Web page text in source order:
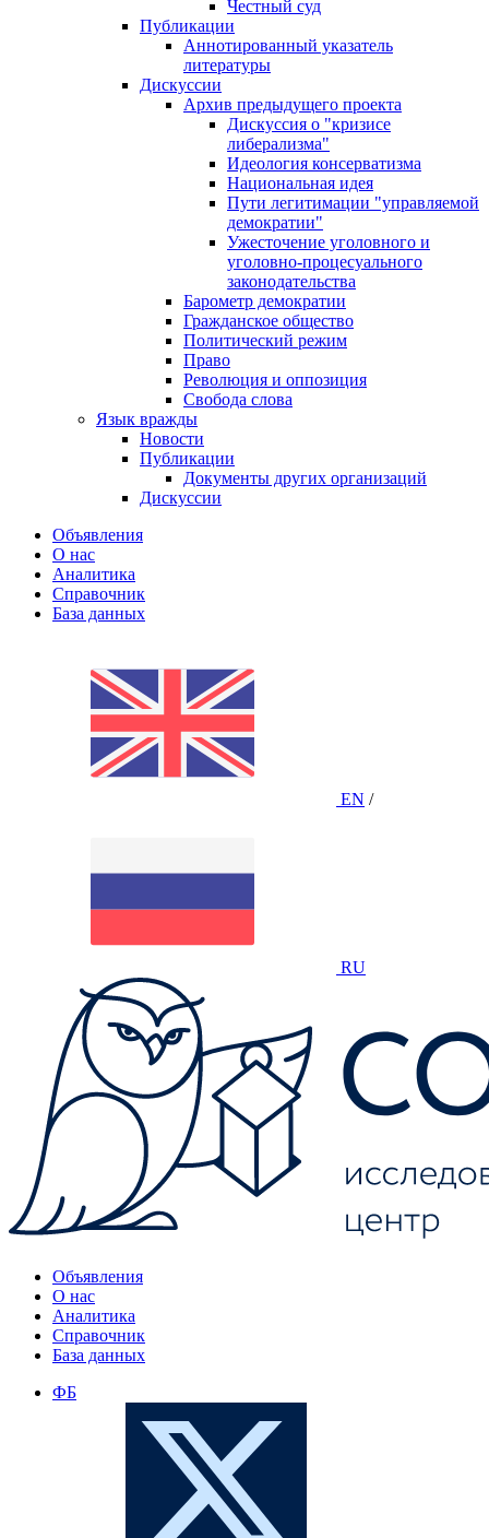
Честный суд
Публикации
Аннотированный указатель
литературы
Дискуссии
Архив предыдущего проекта
Дискуссия о "кризисе
либерализма"
Идеология консерватизма
Национальная идея
Пути легитимации "управляемой
демократии"
Ужесточение уголовного и
уголовно-процесуального
законодательства
Барометр демократии
Гражданское общество
Политический режим
Право
Революция и оппозиция
Свобода слова
Язык вражды
Новости
Публикации
Документы других организаций
Дискуссии
Объявления
О нас
Аналитика
Справочник
База данных
EN /
RU
Объявления
О нас
Аналитика
Справочник
База данных
ФБ